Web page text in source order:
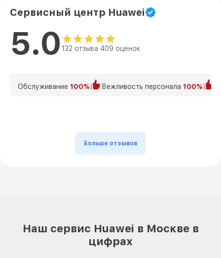
Сервисный центр Huawei
5.0 132 отзыва 409 оценок
Обслуживание 100% Вежливость персонала 100%
Больше отзывов
Наш сервис Huawei в Москве в
цифрах